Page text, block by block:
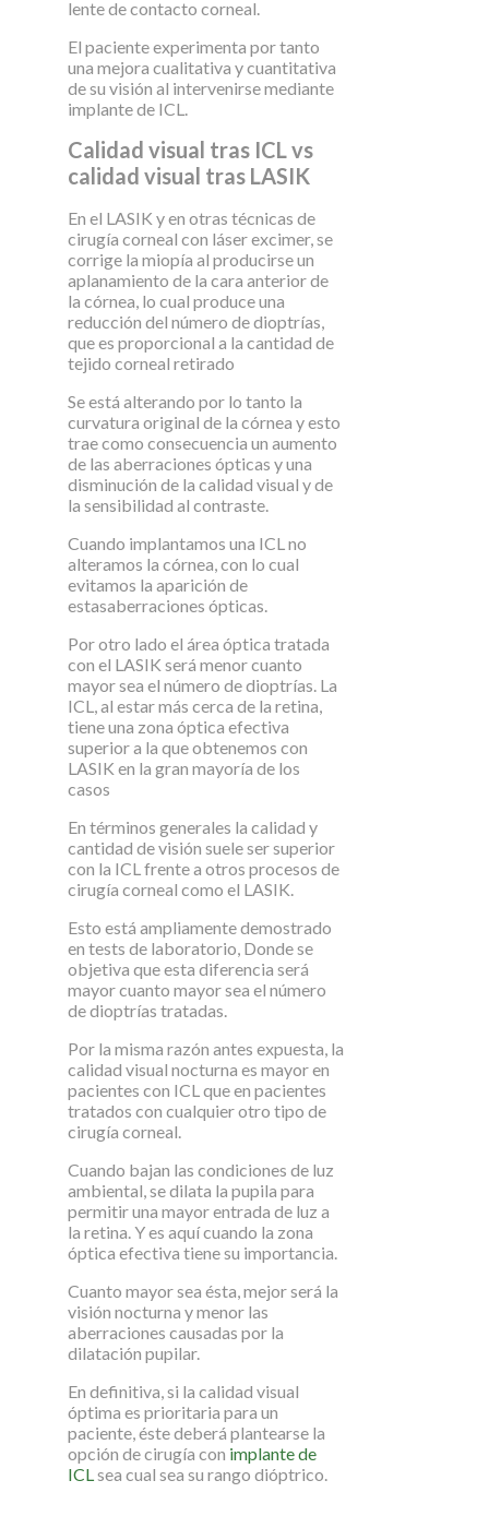
lente de contacto corneal.
El paciente experimenta por tanto
una mejora cualitativa y cuantitativa
de su visión al intervenirse mediante
implante de ICL.
Calidad visual tras ICL vs
calidad visual tras LASIK
En el LASIK y en otras técnicas de
cirugía corneal con láser excimer, se
corrige la miopía al producirse un
aplanamiento de la cara anterior de
la córnea, lo cual produce una
reducción del número de dioptrías,
que es proporcional a la cantidad de
tejido corneal retirado
Se está alterando por lo tanto la
curvatura original de la córnea y esto
trae como consecuencia un aumento
de las aberraciones ópticas y una
disminución de la calidad visual y de
la sensibilidad al contraste.
Cuando implantamos una ICL no
alteramos la córnea, con lo cual
evitamos la aparición de
estasaberraciones ópticas.
Por otro lado el área óptica tratada
con el LASIK será menor cuanto
mayor sea el número de dioptrías. La
ICL, al estar más cerca de la retina,
tiene una zona óptica efectiva
superior a la que obtenemos con
LASIK en la gran mayoría de los
casos
En términos generales la calidad y
cantidad de visión suele ser superior
con la ICL frente a otros procesos de
cirugía corneal como el LASIK.
Esto está ampliamente demostrado
en tests de laboratorio, Donde se
objetiva que esta diferencia será
mayor cuanto mayor sea el número
de dioptrías tratadas.
Por la misma razón antes expuesta, la
calidad visual nocturna es mayor en
pacientes con ICL que en pacientes
tratados con cualquier otro tipo de
cirugía corneal.
Cuando bajan las condiciones de luz
ambiental, se dilata la pupila para
permitir una mayor entrada de luz a
la retina. Y es aquí cuando la zona
óptica efectiva tiene su importancia.
Cuanto mayor sea ésta, mejor será la
visión nocturna y menor las
aberraciones causadas por la
dilatación pupilar.
En definitiva, si la calidad visual
óptima es prioritaria para un
paciente, éste deberá plantearse la
opción de cirugía con implante de
ICLsea cual sea su rango dióptrico.